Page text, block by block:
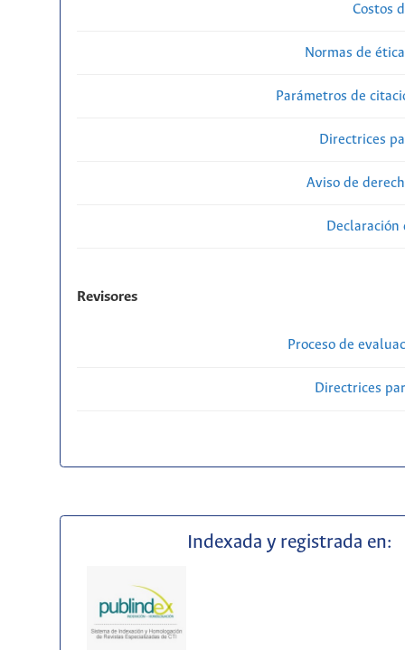
Costos
Normas de
Parámetros de
Directrices
Aviso de
Revisores
Proceso de
Directrices
Indexada y registrada en: